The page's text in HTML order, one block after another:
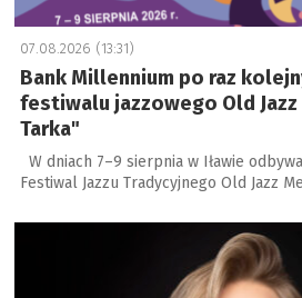
07.08.2026 (13:31)
Bank Millennium po raz
festiwalu jazzowego Old
Tarka"
W dniach 7–9 sierpnia w Iławie
Festiwal Jazzu Tradycyjnego Old Jazz
a